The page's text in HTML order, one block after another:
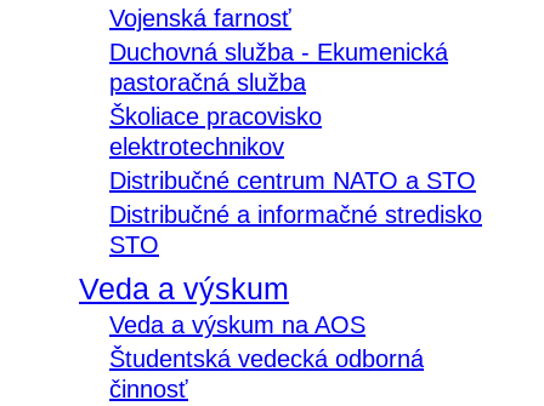
Vojenská farnosť
Duchovná služba - Ekumenická
pastoračná služba
Školiace pracovisko
elektrotechnikov
Distribučné centrum NATO a STO
Distribučné a informačné stredisko
STO
Veda a výskum
Veda a výskum na AOS
Študentská vedecká odborná
činnosť